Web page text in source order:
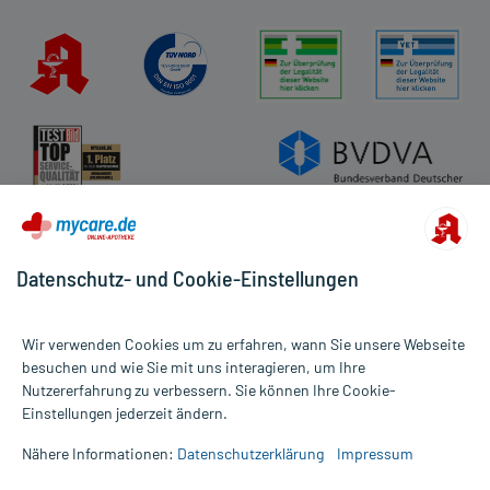
Alle Preise gelten inkl. MwSt., ggf. zzgl. Versandkosten
Informationen auf dieser Website werden ausschließlich für
die Untersuchung und Behandlung durch einen Arzt. Bitte
Datenschutz- und Cookie-Einstellungen
Wir verwenden Cookies um zu erfahren, wann Sie unsere Webseite
besuchen und wie Sie mit uns interagieren, um Ihre
Nutzererfahrung zu verbessern. Sie können Ihre Cookie-
Einstellungen jederzeit ändern.
Nähere Informationen: Datenschutzerklärung Impressum